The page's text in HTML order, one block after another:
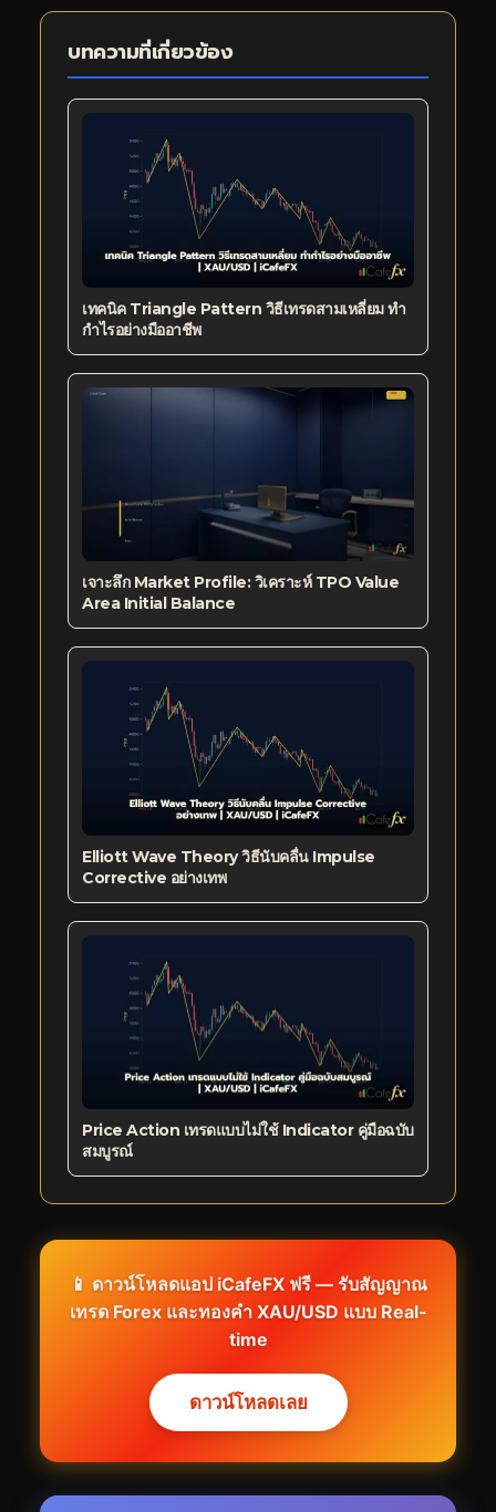
บทความที่เกี่ยวข้อง
เทคนิค Triangle Pattern วิธีเทรดสามเหลี่ยม ทำ
กำไรอย่างมืออาชีพ
เจาะลึก Market Profile: วิเคราะห์ TPO Value
Area Initial Balance
Elliott Wave Theory วิธีนับคลื่น Impulse
Corrective อย่างเทพ
Price Action เทรดแบบไม่ใช้ Indicator คู่มือฉบับ
สมบูรณ์
📱 ดาวน์โหลดแอป iCafeFX ฟรี — รับสัญญาณ
เทรด Forex และทองคำ XAU/USD แบบ Real-
time
ดาวน์โหลดเลย